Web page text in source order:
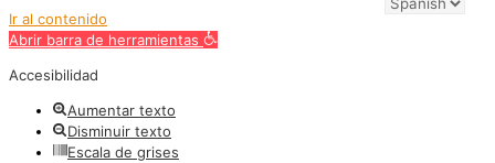
Ir al contenido
Abrir barra de herramientas
Accesibilidad
Aumentar texto
Disminuir texto
Escala de grises